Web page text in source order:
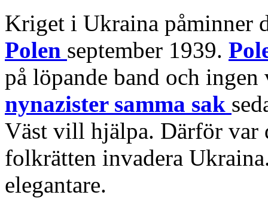
Kriget i Ukraina påminner
Polen september 1939.
på löpande band och
nynazister samma sak
Väst vill hjälpa. Därför var
folkrätten invadera
elegantare.